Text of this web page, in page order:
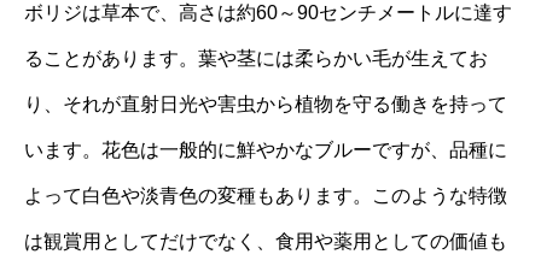
ボリジは草本で、高さは約60～90センチメートルに達す
ることがあります。葉や茎には柔らかい毛が生えてお
り、それが直射日光や害虫から植物を守る働きを持って
います。花色は一般的に鮮やかなブルーですが、品種に
よって白色や淡青色の変種もあります。このような特徴
は観賞用としてだけでなく、食用や薬用としての価値も